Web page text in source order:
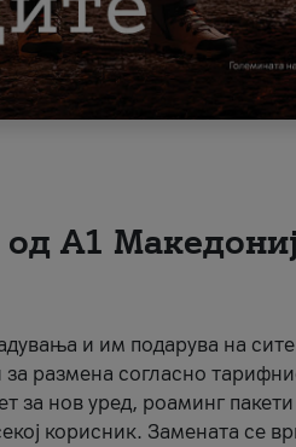
А1
и им подарува на
размена согласно
за нов уред, роаминг
корисник. Замената се